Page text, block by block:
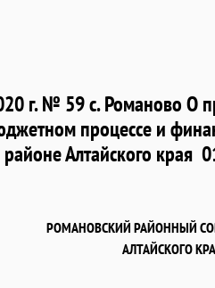
г. № 59 с. Романово О
процессе и
районе Алтайского края
РОМАНОВСКИЙ РАЙОННЫЙ
АЛТАЙСКОГО